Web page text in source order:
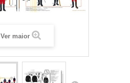
Ver maior